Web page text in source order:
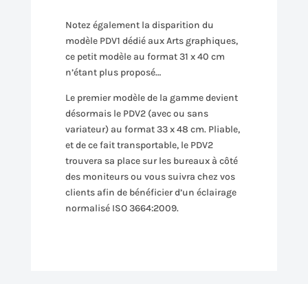
Notez également la disparition du
modèle PDV1 dédié aux Arts graphiques,
ce petit modèle au format 31 x 40 cm
n’étant plus proposé…
Le premier modèle de la gamme devient
désormais le PDV2 (avec ou sans
variateur) au format 33 x 48 cm. Pliable,
et de ce fait transportable, le PDV2
trouvera sa place sur les bureaux à côté
des moniteurs ou vous suivra chez vos
clients afin de bénéficier d’un éclairage
normalisé ISO 3664:2009.